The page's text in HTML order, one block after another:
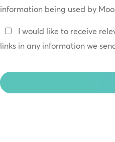
Policy
information being used by
Keep
In
I would like to receive
links in any information we